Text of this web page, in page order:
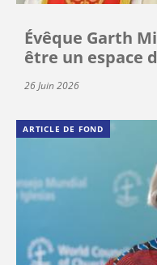
Évêque Garth
être un espace
26 Juin 2026
ARTICLE DE FOND